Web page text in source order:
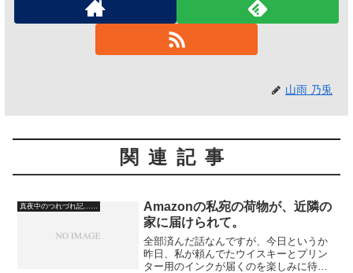
山雨 乃兎
関連記事
真夜中のつれづれ記……
Amazonの私宛の荷物が、近隣の
家に届けられて。
全部済んだ話なんですが、今日というか
昨日、私が頼んでたウイスキーとプリン
ター用のインクが届くのを楽しみに待っ